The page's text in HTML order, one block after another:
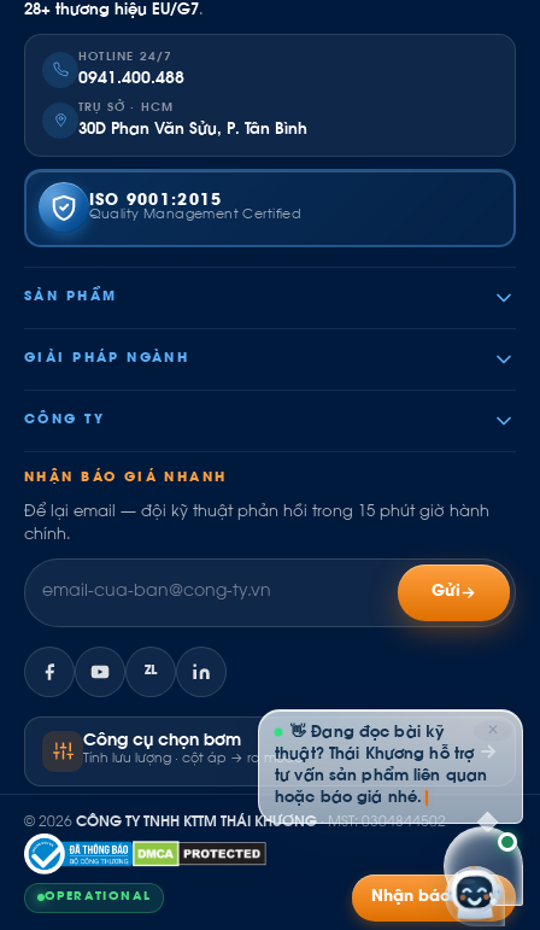
28+ thương hiệu EU/G7.
HOTLINE 24/7
0941.400.488
TRỤ SỞ · HCM
30D Phan Văn Sửu, P. Tân Bình
ISO 9001:2015
Quality Management Certified
SẢN PHẨM
GIẢI PHÁP NGÀNH
CÔNG TY
NHẬN BÁO GIÁ NHANH
Để lại email — đội kỹ thuật phản hồi trong 15 phút giờ hành
chính.
Gửi
ZL
Công cụ chọn bơm
Tính lưu lượng · cột áp → ra model
© 2026 CÔNG TY TNHH KTTM THÁI KHƯƠNG· MST: 0304844502
OPERATIONAL Nhận báo giá
✕
👋 Đang đọc bài kỹ
thuật? Thái Khương hỗ trợ
tư vấn sản phẩm liên quan
hoặc báo giá nhé.